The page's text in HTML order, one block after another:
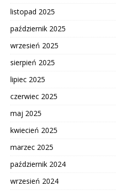
listopad 2025
październik 2025
wrzesień 2025
sierpień 2025
lipiec 2025
czerwiec 2025
maj 2025
kwiecień 2025
marzec 2025
październik 2024
wrzesień 2024